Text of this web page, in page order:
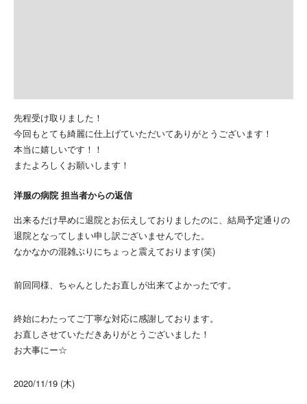
先程受け取りました！
今回もとても綺麗に仕上げていただいてありがとうございます！
本当に嬉しいです！！
またよろしくお願いします！
洋服の病院 担当者からの返信
出来るだけ早めに退院とお伝えしておりましたのに、結局予定通りの
退院となってしまい申し訳ございませんでした。
なかなかの混雑ぶりにちょっと震えております(笑)
前回同様、ちゃんとしたお直しが出来てよかったです。
終始にわたってご丁寧な対応に感謝しております。
お直しさせていただきありがとうございました！
お大事にー☆
2020/11/19 (木)